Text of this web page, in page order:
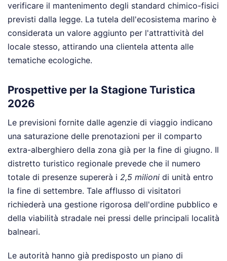
verificare il mantenimento degli standard chimico-fisici
previsti dalla legge. La tutela dell'ecosistema marino è
considerata un valore aggiunto per l'attrattività del
locale stesso, attirando una clientela attenta alle
tematiche ecologiche.
Prospettive per la Stagione Turistica
2026
Le previsioni fornite dalle agenzie di viaggio indicano
una saturazione delle prenotazioni per il comparto
extra-alberghiero della zona già per la fine di giugno. Il
distretto turistico regionale prevede che il numero
totale di presenze supererà i 2,5 milioni di unità entro
la fine di settembre. Tale afflusso di visitatori
richiederà una gestione rigorosa dell'ordine pubblico e
della viabilità stradale nei pressi delle principali località
balneari.
Le autorità hanno già predisposto un piano di